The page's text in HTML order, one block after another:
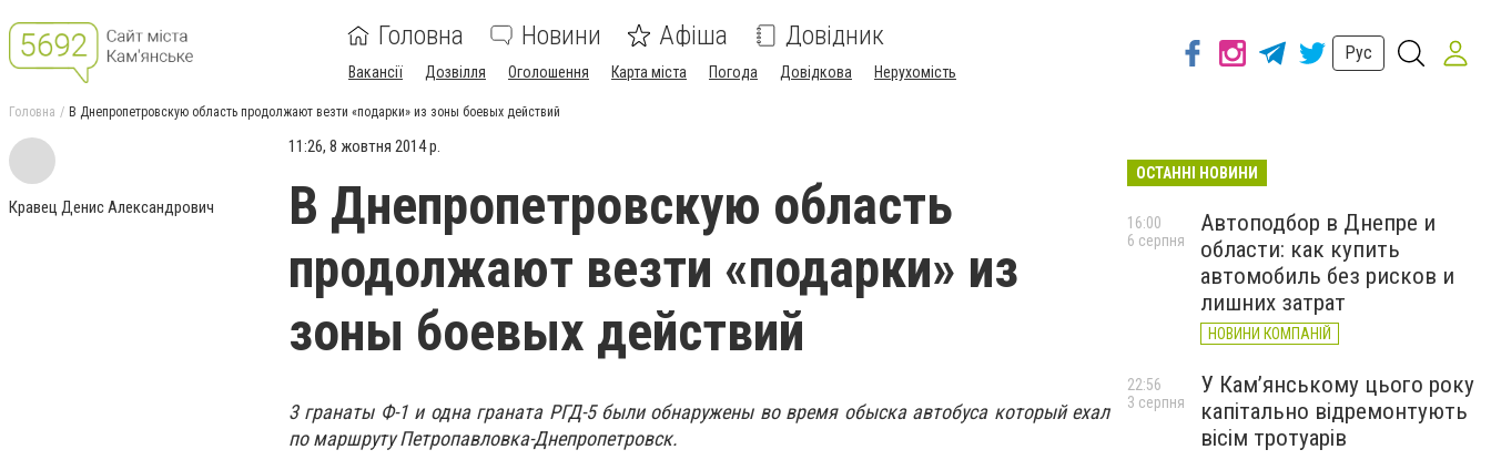
Головна Новини Афіша Довідник
Вакансії Дозвілля Оголошення Карта міста Погода Довідкова Нерухомість
Рус
Головна В Днепропетровскую область продолжают везти «подарки» из зоны боевых действий
Кравец Денис Александрович
11:26, 8 жовтня 2014 р.
В Днепропетровскую область
продолжают везти «подарки» из
зоны боевых действий
3 гранаты Ф-1 и одна граната РГД-5 были обнаружены во время обыска автобуса который ехал
по маршруту Петропавловка-Днепропетровск.
ОСТАННІ НОВИНИ
Автоподбор в Днепре и
области: как купить
автомобиль без рисков и
лишних затрат
НОВИНИ КОМПАНІЙ
16:00
6 серпня
У Кам’янському цього року
капітально відремонтують
вісім тротуарів
22:56
3 серпня